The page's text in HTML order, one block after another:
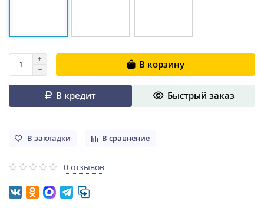
В корзину
В кредит Быстрый заказ
В закладки В сравнение
0 отзывов